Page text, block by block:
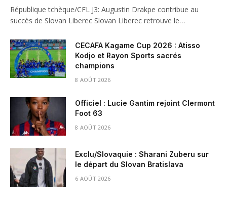
République tchèque/CFL J3: Augustin Drakpe contribue au
succès de Slovan Liberec Slovan Liberec retrouve le…
CECAFA Kagame Cup 2026 : Atisso
Kodjo et Rayon Sports sacrés
champions
8 AOÛT 2026
Officiel : Lucie Gantim rejoint Clermont
Foot 63
8 AOÛT 2026
Exclu/Slovaquie : Sharani Zuberu sur
le départ du Slovan Bratislava
6 AOÛT 2026